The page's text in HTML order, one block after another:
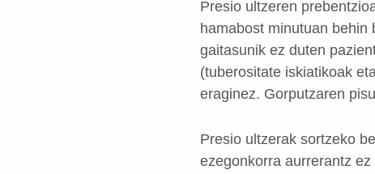
Presio ultzeren
hamabost minutuan
gaitasunik ez duten
(tuberositate iskiatikoak
eraginez. Gorputzaren
Presio ultzerak sortzeko
ezegonkorra aurrerantz